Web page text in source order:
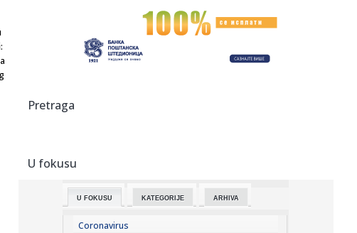
"Znam koliko je teško voditi državu!" Vučić poslao jasnu
19:25:J.D. Power ocenjivao i kineske marke
19:17:
19:15:
Loš početak za Tadićev NEC: Primili gol u prvom minutu, a
Pretraga
U fokusu
U FOKUSU KATEGORIJE ARHIVA
Coronavirus